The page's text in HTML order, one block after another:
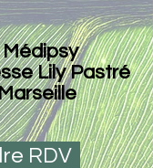
Lily Pastré
RDV